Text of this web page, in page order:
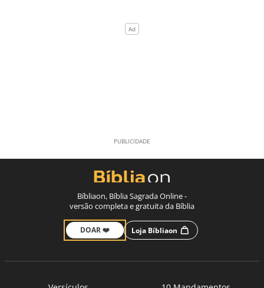
Bíbliaon, Bíblia Sagrada Online -
versão completa e gratuita da Bíblia
DOAR ❤️ Loja Bíbliaon